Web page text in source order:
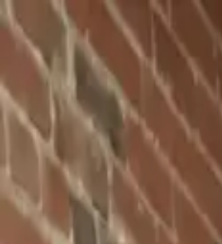
功能 Characters博客
AI女友